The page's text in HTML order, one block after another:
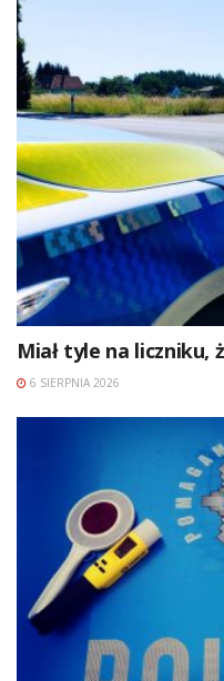
Miał tyle na liczniku,
6 SIERPNIA 2026